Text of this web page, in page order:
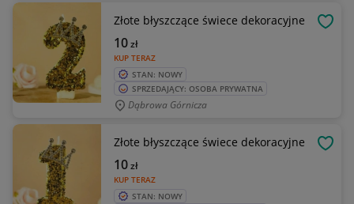
Złote błyszczące świece dekoracyjne
KUP TERAZ
10zł
STAN: NOWY
SPRZEDAJĄCY: OSOBA PRYWATNA
Dąbrowa Górnicza
Złote błyszczące świece dekoracyjne
KUP TERAZ
10zł
STAN: NOWY